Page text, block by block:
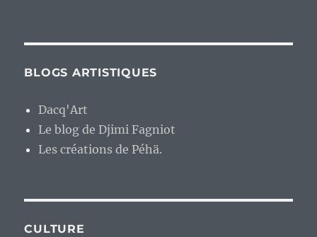
BLOGS ARTISTIQUES
Dacq'Art
Le blog de Djimi Fagniot
Les créations de Péhä.
CULTURE